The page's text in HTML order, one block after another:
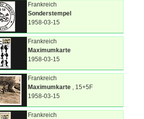
Frankreich
Sonderstempel
1958-03-15
Frankreich
Maximumkarte
1958-03-15
Frankreich
Maximumkarte , 15+5F
1958-03-15
Frankreich